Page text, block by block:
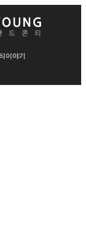
이야기